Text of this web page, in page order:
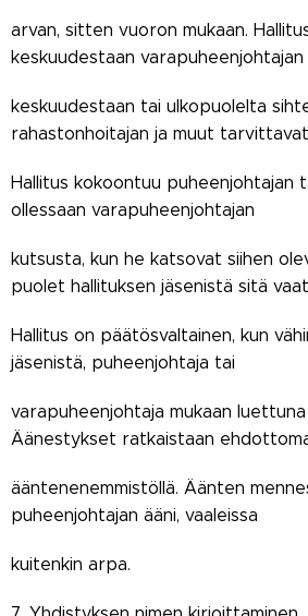
arvan, sitten vuoron mukaan.
keskuudestaan
keskuudestaan tai ulkopuolelta
rahastonhoitajan ja muut
Hallitus kokoontuu puheenjohtajan
ollessaan varapuheenjohtajan
kutsusta, kun he katsovat siihen
puolet hallituksen jäsenistä sitä
Hallitus on päätösvaltainen, kun
jäsenistä, puheenjohtaja tai
varapuheenjohtaja mukaan luettuna
Äänestykset ratkaistaan
ääntenenemmistöllä. Äänten
puheenjohtajan ääni, vaaleissa
kuitenkin arpa.